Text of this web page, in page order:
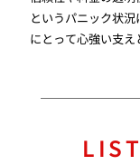
というパニック状
にとって心強い支え